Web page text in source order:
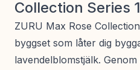
Collection Series 1
ZURU Max Rose
byggset som låter dig
lavendelblomstjälk.